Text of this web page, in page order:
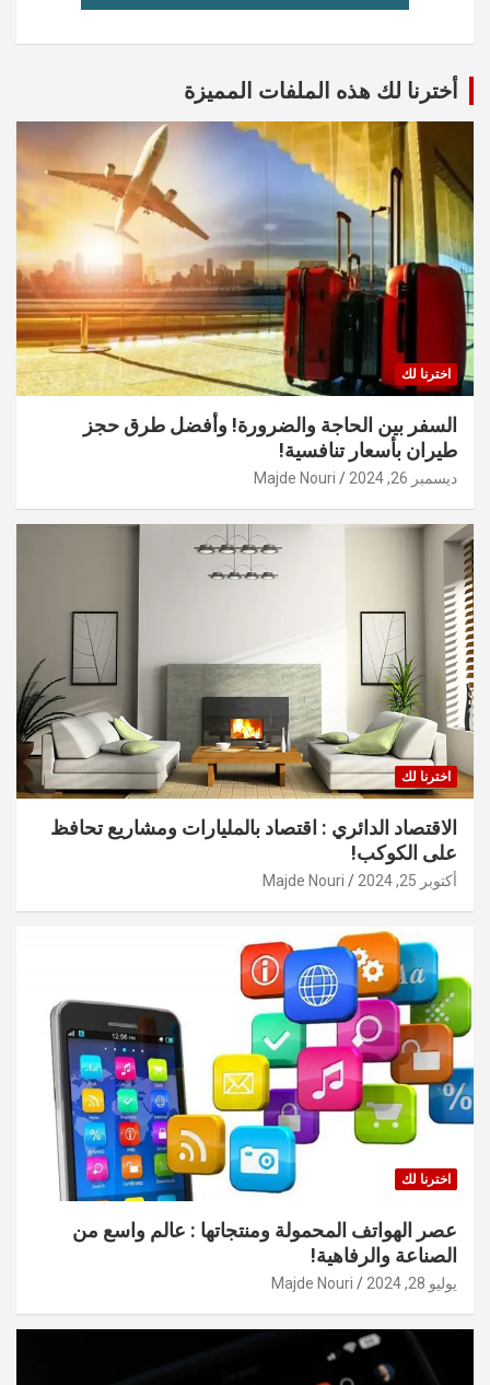
أخترنا لك هذه الملفات المميزة
اخترنا لك
السفر بين الحاجة والضرورة! وأفضل طرق حجز
طيران بأسعار تنافسية!
ديسمبر 26, 2024 Majde Nouri
اخترنا لك
الاقتصاد الدائري : اقتصاد بالمليارات ومشاريع تحافظ
على الكوكب!
أكتوبر 25, 2024 Majde Nouri
اخترنا لك
عصر الهواتف المحمولة ومنتجاتها : عالم واسع من
الصناعة والرفاهية!
يوليو 28, 2024 Majde Nouri